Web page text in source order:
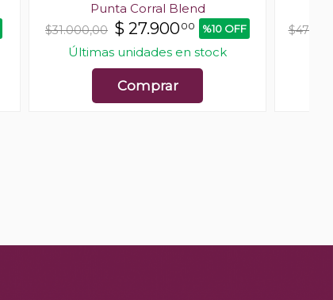
Punta Corral Blend
$31.000,00 $ 27.90000 %10 OFF
Últimas unidades en stock
Comprar